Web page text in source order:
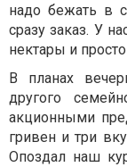
надо бежать в
сразу заказ. У
нектары и
В планах
другого
акционными
гривен и три
Опоздал наш